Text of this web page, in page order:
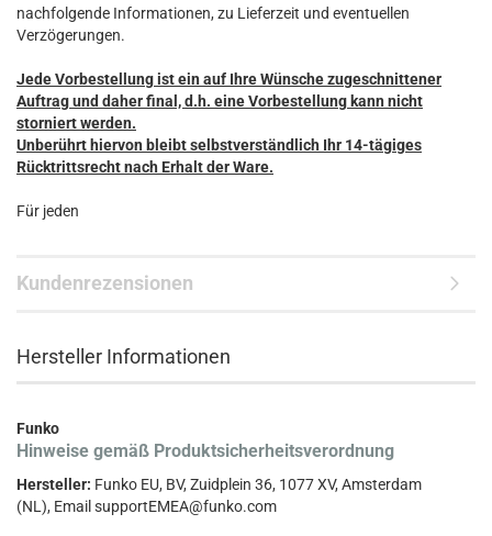
nachfolgende Informationen, zu Lieferzeit und eventuellen
Verzögerungen.
Jede Vorbestellung ist ein auf Ihre Wünsche zugeschnittener
Auftrag und daher final, d.h. eine Vorbestellung kann nicht
storniert werden.
Unberührt hiervon bleibt selbstverständlich Ihr 14-tägiges
Rücktrittsrecht nach Erhalt der Ware.
Für jeden
Kundenrezensionen
Hersteller Informationen
Funko
Hinweise gemäß Produktsicherheitsverordnung
Hersteller: Funko EU, BV, Zuidplein 36, 1077 XV, Amsterdam
(NL), Email supportEMEA@funko.com